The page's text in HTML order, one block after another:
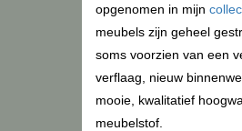
opgenomen in mijn
meubels zijn geheel
soms voorzien van een
verflaag, nieuw
mooie, kwalitatief
meubelstof.